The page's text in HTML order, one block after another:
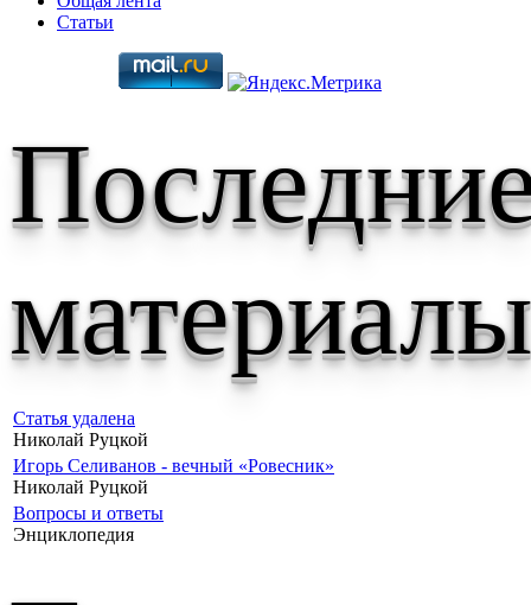
Статьи
Статья удалена
Николай Руцкой
Игорь Селиванов - вечный «Ровесник»
Николай Руцкой
Вопросы и ответы
Энциклопедия